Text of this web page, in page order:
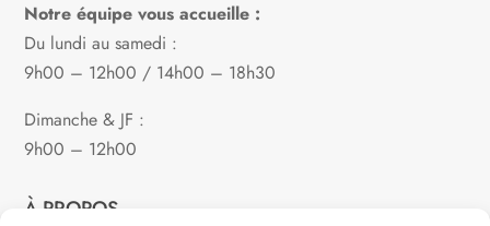
Notre équipe vous accueille :
Du lundi au samedi :
9h00 – 12h00 / 14h00 – 18h30
Dimanche & JF :
9h00 – 12h00
À PROPOS